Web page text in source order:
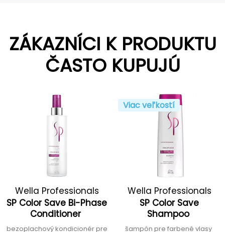
ZÁKAZNÍCI K PRODUKTU
ČASTO KUPUJÚ
Wella Professionals
SP Color Save Bi-Phase
Conditioner
bezoplachový kondicionér pre
Viac veľkostí
Wella Professionals
SP Color Save
Shampoo
šampón pre farbené vlasy